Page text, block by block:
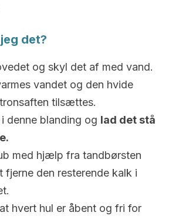
det?
og skyl det af med vand.
vandet og den hvide
tilsættes.
denne blanding og lad det stå
med hjælp fra tandbørsten
fjerne den resterende kalk i
hvert hul er åbent og fri for